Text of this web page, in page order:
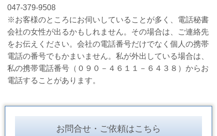
047-379-9508
※お客様のところにお伺いしていることが多く、電話秘書
会社の女性が出るかもしれません。その場合は、ご連絡先
をお伝えください。会社の電話番号だけでなく個人の携帯
電話の番号でもかまいません。私が外出している場合は、
私の携帯電話番号（０９０－４６１１－６４３８）からお
電話することがあります。
お問合せ・ご依頼はこちら